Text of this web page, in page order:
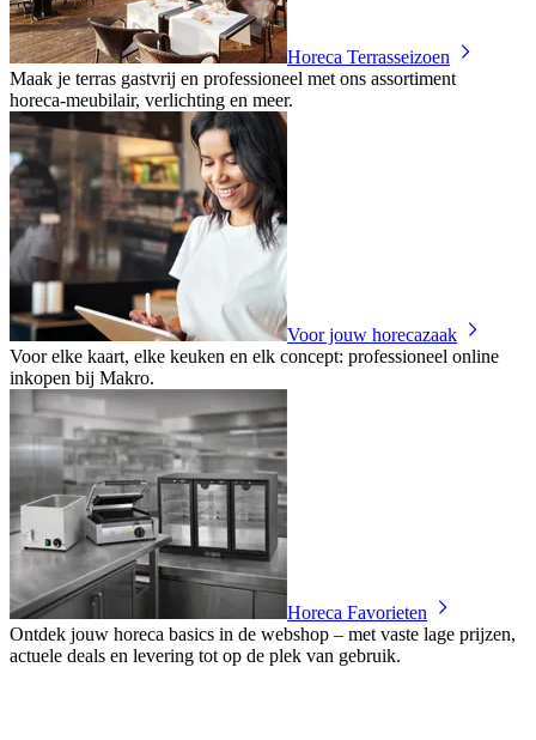
Horeca Terrasseizoen
Maak je terras gastvrij en professioneel met ons assortiment
horeca‑meubilair, verlichting en meer.
Voor jouw horecazaak
Voor elke kaart, elke keuken en elk concept: professioneel online
inkopen bij Makro.
Horeca Favorieten
Ontdek jouw horeca basics in de webshop – met vaste lage prijzen,
actuele deals en levering tot op de plek van gebruik.